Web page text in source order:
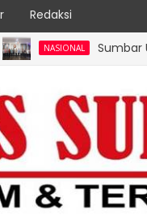
Redaksi
Sumbar Usulkan